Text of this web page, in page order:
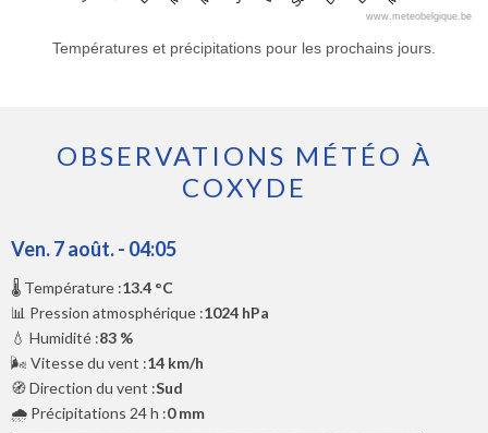
www.meteobelgique.be
Températures et précipitations pour les prochains jours.
OBSERVATIONS MÉTÉO À
COXYDE
Ven. 7 août. - 04:05
🌡️ Température :13.4 °C
📊 Pression atmosphérique :1024 hPa
💧 Humidité :83 %
🌬️ Vitesse du vent :14 km/h
🧭 Direction du vent :Sud
🌧️ Précipitations 24 h :0 mm